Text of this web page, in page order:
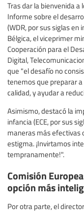
Tras dar la bienvenida
Informe sobre el
(WDR, por sus siglas en
Bélgica, el viceprimer
Cooperación para el
Digital,
que "el desafío no
tenemos que preparar
calidad, y ayudar a
Asimismo, destacó la
infancia (ECE, por sus
maneras más efectivas
estigma. ¡Invirtamos
tempranamente!".
Comisión
opción más
Por otra parte, el